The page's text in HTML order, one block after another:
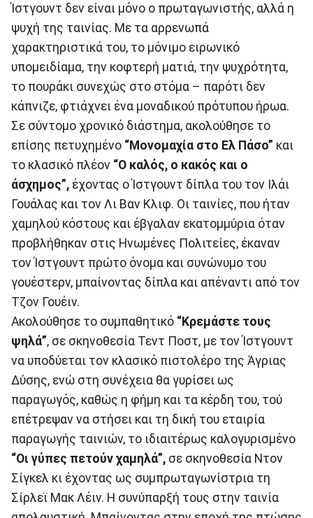
Ίστγουντ δεν είναι μόνο ο πρωταγωνιστής, αλλά η
ψυχή της ταινίας. Με τα αρρενωπά
χαρακτηριστικά του, το μόνιμο ειρωνικό
υπομειδίαμα, την κοφτερή ματιά, την ψυχρότητα,
το πουράκι συνεχώς στο στόμα – παρότι δεν
κάπνιζε, φτιάχνει ένα μοναδικού πρότυπου ήρωα.
Σε σύντομο χρονικό διάστημα, ακολούθησε το
επίσης πετυχημένο “Μονομαχία στο Ελ Πάσο” και
το κλασικό πλέον “Ο καλός, ο κακός και ο
άσχημος”, έχοντας ο Ίστγουντ δίπλα του τον Ιλάι
Γουάλας και τον Λι Βαν Κλιφ. Οι ταινίες, που ήταν
χαμηλού κόστους και έβγαλαν εκατομμύρια όταν
προβλήθηκαν στις Ηνωμένες Πολιτείες, έκαναν
τον Ίστγουντ πρώτο όνομα και συνώνυμο του
γουέστερν, μπαίνοντας δίπλα και απέναντι από τον
Τζον Γουέιν.
Ακολούθησε το συμπαθητικό “Κρεμάστε τους
ψηλά”, σε σκηνοθεσία Τεντ Ποστ, με τον Ίστγουντ
να υποδύεται τον κλασικό πιστολέρο της Άγριας
Δύσης, ενώ στη συνέχεια θα γυρίσει ως
παραγωγός, καθώς η φήμη και τα κέρδη του, τού
επέτρεψαν να στήσει και τη δική του εταιρία
παραγωγής ταινιών, το ιδιαιτέρως καλογυρισμένο
“Οι γύπες πετούν χαμηλά”, σε σκηνοθεσία Ντον
Σίγκελ κι έχοντας ως συμπρωταγωνίστρια τη
Σίρλεϊ Μακ Λέιν. Η συνύπαρξή τους στην ταινία